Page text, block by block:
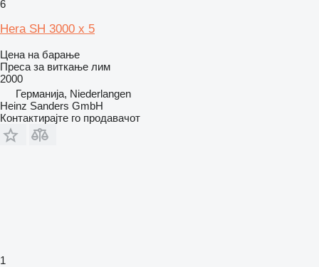
6
Hera SH 3000 x 5
Цена на барање
Преса за виткање лим
2000
Германија, Niederlangen
Heinz Sanders GmbH
Контактирајте го продавачот
1